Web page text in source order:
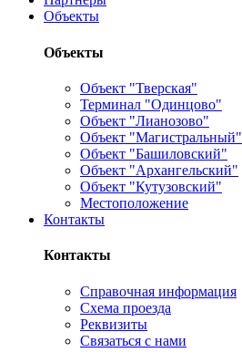
Объекты
Объекты
Объект "Тверская"
Терминал "Одинцово"
Объект "Лианозово"
Объект "Магистральный"
Объект "Башиловский"
Объект "Архангельский"
Объект "Кутузовский"
Местоположение
Контакты
Контакты
Справочная информация
Схема проезда
Реквизиты
Связаться с нами